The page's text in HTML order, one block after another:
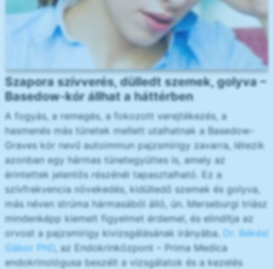
Szapora szívverés, dülledt szemek, golyva –
Basedow-kór állhat a háttérben
A fogyás, a remegés, a fokozott verejtékezés, a
hasmenés más tünetek mellett utalhatnak a Basedow-
Graves kór nevű autoimmun pajzsmirigy zavarra, létezik
azonban egy hármas tünetegyüttes is, amely az
érintettek jelentős részénél tapasztalható. Ez a
szívfrekvencia növekedés, kidülledő szemek és golyva,
más néven strúma hármasából álló, ún. Merseburgi triász
mindenképp kiemelt figyelmet érdemel, és elindítja az
orvost a pajzsmirigy kivizsgálásának irányába. Dr. Békési
Gábor PhD, az Endokrinközpont – Prima Medica
endokrinológusa beszélt a vizsgálatok és a kezelés